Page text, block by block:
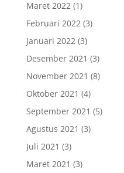
Maret 2022(1)
Februari 2022(3)
Januari 2022(3)
Desember 2021 (3)
November 2021 (8)
Oktober 2021 (4)
September 2021 (5)
Agustus 2021 (3)
Juli 2021 (3)
Maret 2021 (3)